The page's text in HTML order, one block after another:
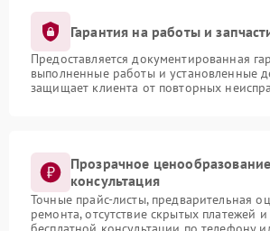
Гарантия на работы и
Предоставляется документированная
выполненные работы и установленные
защищает клиента от повторных
Прозрачное
консультация
Точные прайс-листы, предварительная
ремонта, отсутствие скрытых платежей